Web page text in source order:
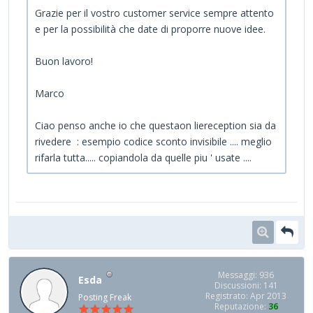
Grazie per il vostro customer service sempre attento
e per la possibilità che date di proporre nuove idee.
Buon lavoro!
Marco
Ciao penso anche io che questaon liereception sia da
rivedere : esempio codice sconto invisibile .... meglio
rifarla tutta..... copiandola da quelle piu ' usate ....
Esda
Posting Freak
Messaggi: 936
Discussioni: 141
Registrato: Apr 2013
Reputazione: 36